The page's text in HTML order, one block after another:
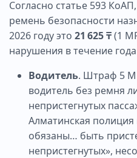
Согласно статье 593
ремень безопасности
2026 году это 21 625 ₸(1
нарушения в течение
Водитель. Штраф 5
водитель без ремня
непристегнутых
Алматинская полиция
обязаны… быть
непристегнутых»,